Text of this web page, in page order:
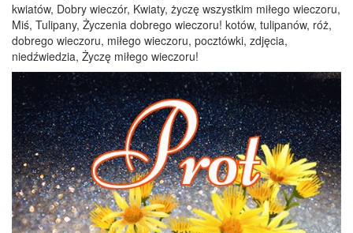
kwiatów, Dobry wieczór, Kwiaty, życzę wszystkim miłego wieczoru,
Miś, Tulipany, Życzenia dobrego wieczoru! kotów, tulipanów, róż,
dobrego wieczoru, miłego wieczoru, pocztówki, zdjęcia,
niedźwiedzia, Życzę miłego wieczoru!